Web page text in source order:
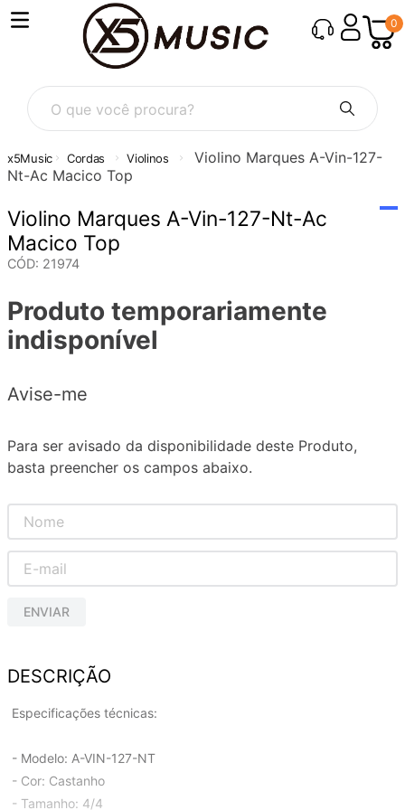
0
O que você procura?
Cordas Violinos
Violino Marques A-Vin-127-
Nt-Ac Macico Top
Violino Marques A-Vin-127-Nt-Ac
Macico Top
CÓD: 21974
Produto temporariamente
indisponível
Avise-me
Para ser avisado da disponibilidade deste Produto,
basta preencher os campos abaixo.
ENVIAR
DESCRIÇÃO
Especificações técnicas:
- Modelo: A-VIN-127-NT
- Cor: Castanho
- Tamanho: 4/4